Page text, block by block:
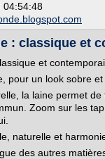
04:54:48
: classique et
et
pour un look sobre et
la laine permet de
Zoom sur les
naturelle et
des autres